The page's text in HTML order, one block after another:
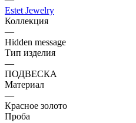
Estet Jewelry
Коллекция
—
Hidden message
Тип изделия
—
ПОДВЕСКА
Материал
—
Красное золото
Проба